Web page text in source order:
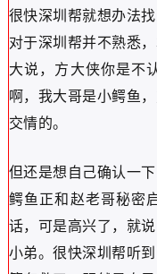
很快深圳帮就想办法
对于深圳帮并不熟悉
大说，方大侠你是不
啊，我大哥是小鳄鱼
交情的。
但还是想自己确认一
鳄鱼正和赵老哥秘密
话，可是高兴了，就
小弟。很快深圳帮听